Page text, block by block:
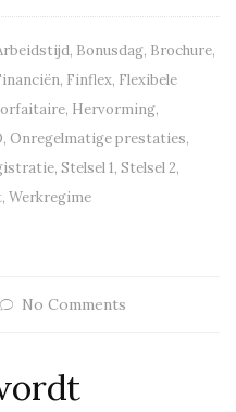
, Bonusdag, Brochure,
, Finflex, Flexibele
, Hervorming,
, Onregelmatige prestaties,
, Stelsel 1, Stelsel 2,
, Werkregime
No Comments